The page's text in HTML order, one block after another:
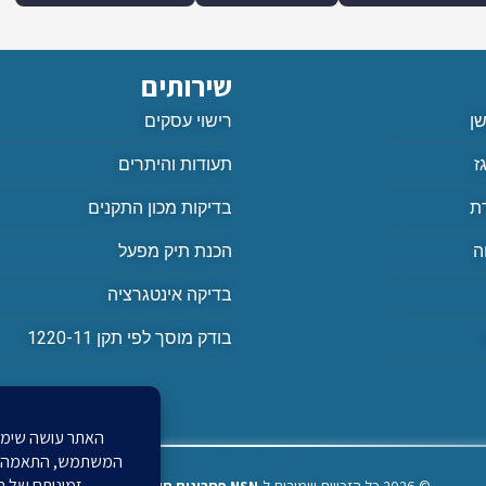
שירותים
רישוי עסקים
תעודות והיתרים
בדיקות מכון התקנים
הכנת תיק מפעל
בדיקה אינטגרציה
בודק מוסך לפי תקן 1220-11